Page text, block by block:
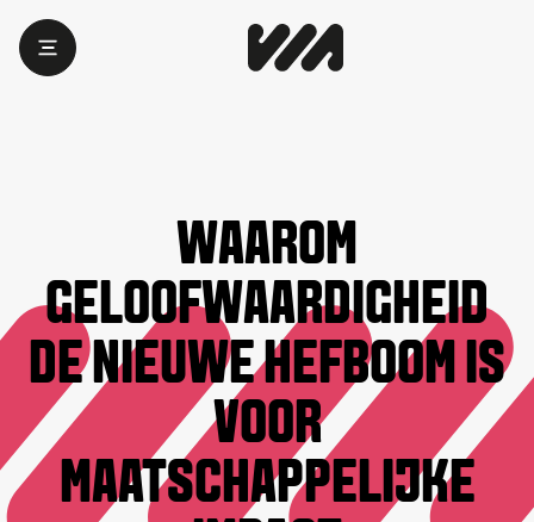
WAAROM
GELOOFWAARDIGHEID
DE NIEUWE HEFBOOM IS
VOOR
MAATSCHAPPELIJKE